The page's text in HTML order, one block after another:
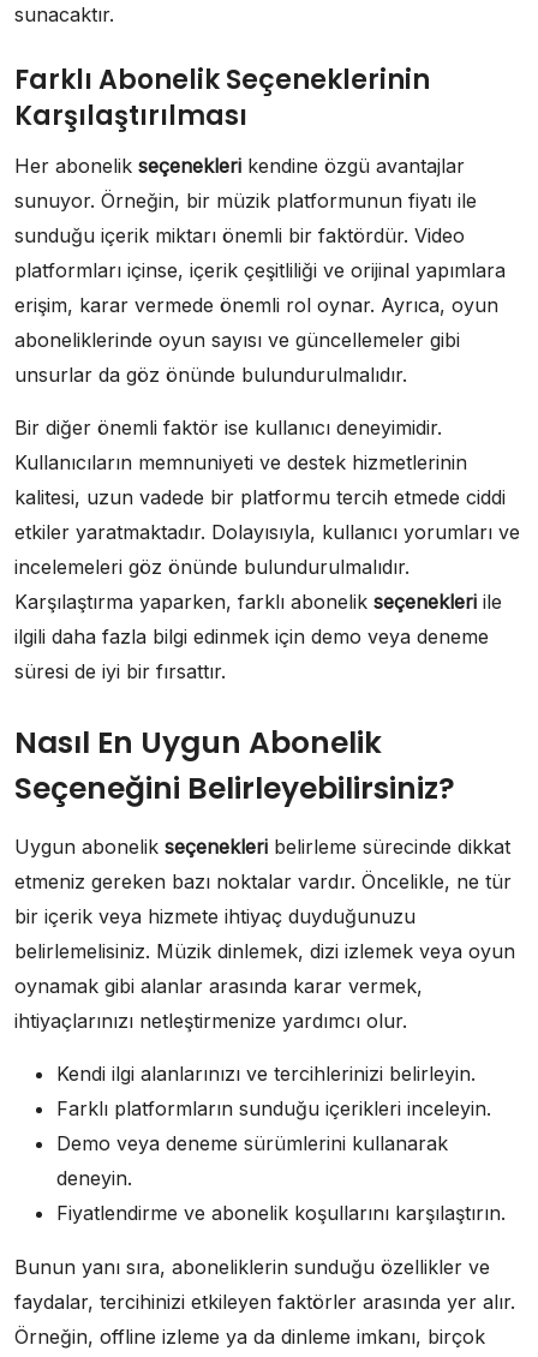
sunacaktır.
Farklı Abonelik Seçeneklerinin
Karşılaştırılması
Her abonelik seçenekleri kendine özgü avantajlar
sunuyor. Örneğin, bir müzik platformunun fiyatı ile
sunduğu içerik miktarı önemli bir faktördür. Video
platformları içinse, içerik çeşitliliği ve orijinal yapımlara
erişim, karar vermede önemli rol oynar. Ayrıca, oyun
aboneliklerinde oyun sayısı ve güncellemeler gibi
unsurlar da göz önünde bulundurulmalıdır.
Bir diğer önemli faktör ise kullanıcı deneyimidir.
Kullanıcıların memnuniyeti ve destek hizmetlerinin
kalitesi, uzun vadede bir platformu tercih etmede ciddi
etkiler yaratmaktadır. Dolayısıyla, kullanıcı yorumları ve
incelemeleri göz önünde bulundurulmalıdır.
Karşılaştırma yaparken, farklı abonelik seçenekleri ile
ilgili daha fazla bilgi edinmek için demo veya deneme
süresi de iyi bir fırsattır.
Nasıl En Uygun Abonelik
Seçeneğini Belirleyebilirsiniz?
Uygun abonelik seçenekleri belirleme sürecinde dikkat
etmeniz gereken bazı noktalar vardır. Öncelikle, ne tür
bir içerik veya hizmete ihtiyaç duyduğunuzu
belirlemelisiniz. Müzik dinlemek, dizi izlemek veya oyun
oynamak gibi alanlar arasında karar vermek,
ihtiyaçlarınızı netleştirmenize yardımcı olur.
Kendi ilgi alanlarınızı ve tercihlerinizi belirleyin.
Farklı platformların sunduğu içerikleri inceleyin.
Demo veya deneme sürümlerini kullanarak
deneyin.
Fiyatlendirme ve abonelik koşullarını karşılaştırın.
Bunun yanı sıra, aboneliklerin sunduğu özellikler ve
faydalar, tercihinizi etkileyen faktörler arasında yer alır.
Örneğin, offline izleme ya da dinleme imkanı, birçok